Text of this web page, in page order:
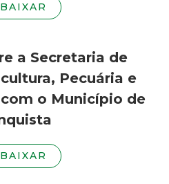
BAIXAR
a Secretaria de
Pecuária e
o Município de
BAIXAR